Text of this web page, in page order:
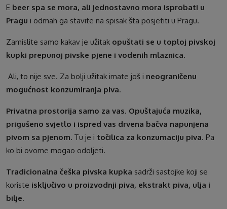
E beer spa se mora, ali jednostavno mora isprobati u
Pragu i odmah ga stavite na spisak šta posjetiti u Pragu.
Zamislite samo kakav je užitak opuštati se u toploj pivskoj
kupki prepunoj pivske pjene i vodenih mlaznica.
Ali, to nije sve. Za bolji užitak imate još i neograničenu
mogućnost konzumiranja piva.
Privatna prostorija samo za vas. Opuštajuća muzika,
prigušeno svjetlo i ispred vas drvena bačva napunjena
pivom sa pjenom. Tu je i točilica za konzumaciju piva. Pa
ko bi ovome mogao odoljeti.
Tradicionalna češka pivska kupka sadrži sastojke koji se
koriste isključivo u proizvodnji piva, ekstrakt piva, ulja i
bilje.